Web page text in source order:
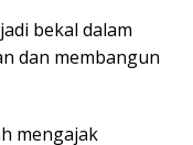
bekal dalam
dan membangun
mengajak